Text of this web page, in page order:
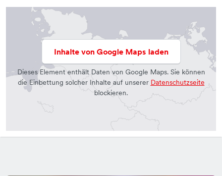
Inhalte von Google Maps laden
Dieses Element enthält Daten von Google Maps. Sie können
die Einbettung solcher Inhalte auf unserer Datenschutzseite
blockieren.